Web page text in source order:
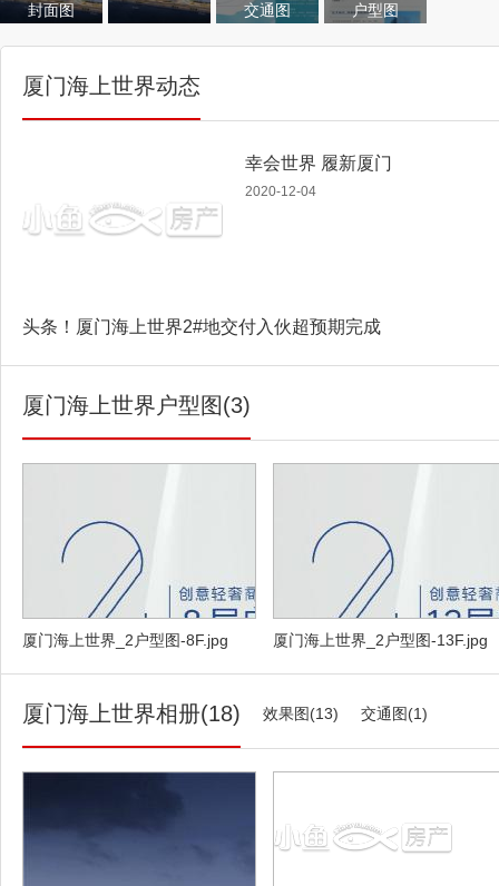
封面图
交通图
户型图
厦门海上世界动态
幸会世界 履新厦门
2020-12-04
头条！厦门海上世界2#地交付入伙超预期完成
厦门海上世界户型图(3)
厦门海上世界_2户型图-8F.jpg 厦门海上世界_2户型图-13F.jpg
厦门海上世界相册(18) 效果图(13) 交通图(1)